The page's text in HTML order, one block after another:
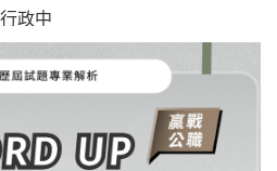
政中